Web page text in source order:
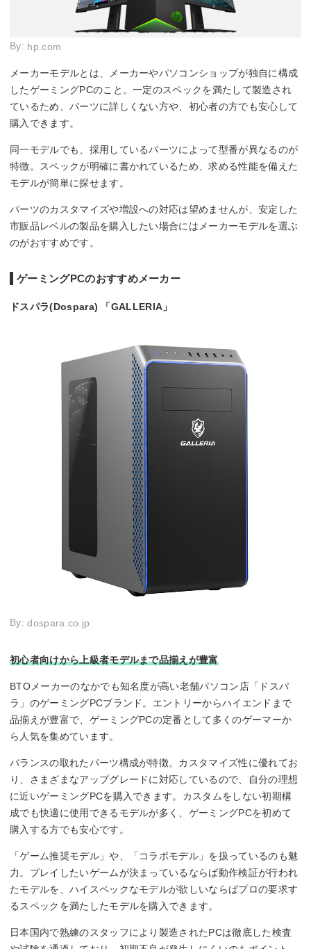
By: hp.com
メーカーモデルとは、メーカーやパソコンショップが独自に構成
したゲーミングPCのこと。一定のスペックを満たして製造され
ているため、パーツに詳しくない方や、初心者の方でも安心して
購入できます。
同一モデルでも、採用しているパーツによって型番が異なるのが
特徴。スペックが明確に書かれているため、求める性能を備えた
モデルが簡単に探せます。
パーツのカスタマイズや増設への対応は望めませんが、安定した
市販品レベルの製品を購入したい場合にはメーカーモデルを選ぶ
のがおすすめです。
ゲーミングPCのおすすめメーカー
ドスパラ(Dospara) 「GALLERIA」
By:dospara.co.jp
初心者向けから上級者モデルまで品揃えが豊富
BTOメーカーのなかでも知名度が高い老舗パソコン店「ドスパ
ラ」のゲーミングPCブランド。エントリーからハイエンドまで
品揃えが豊富で、ゲーミングPCの定番として多くのゲーマーか
ら人気を集めています。
バランスの取れたパーツ構成が特徴。カスタマイズ性に優れてお
り、さまざまなアップグレードに対応しているので、自分の理想
に近いゲーミングPCを購入できます。カスタムをしない初期構
成でも快適に使用できるモデルが多く、ゲーミングPCを初めて
購入する方でも安心です。
「ゲーム推奨モデル」や、「コラボモデル」を扱っているのも魅
力。プレイしたいゲームが決まっているならば動作検証が行われ
たモデルを、ハイスペックなモデルが欲しいならばプロの要求す
るスペックを満たしたモデルを購入できます。
日本国内で熟練のスタッフにより製造されたPCは徹底した検査